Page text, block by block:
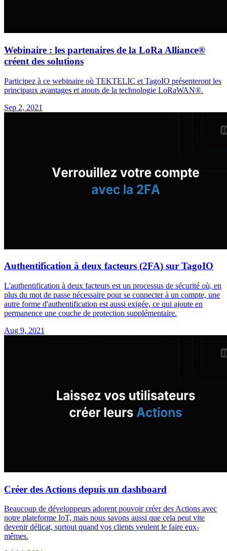
Webinaire : les partenaires de la LoRa Alliance®
créent des solutions
Participez à ce webinaire où TEKTELIC et TagoIO présenteront les
principaux avantages et atouts de la technologie LoRaWAN®.
Sep 2, 2021
Authentification à deux facteurs (2FA) sur TagoIO
L'authentification à deux facteurs est un processus de sécurité où, en
plus du mot de passe nécessaire pour se connecter à un compte, une
autre forme d'authentification est aussi exigée, ce qui ajoute en
permanence une couche de protection supplémentaire.
Aug 9, 2021
Créer des Actions depuis un dashboard
Beaucoup de développeurs adorent pouvoir créer des Actions avec
notre plateforme IoT, mais nous savons aussi que cela peut vite
devenir délicat, surtout quand vos clients veulent le faire eux-
mêmes.